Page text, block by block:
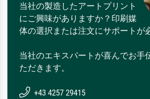
当社の製造したアートプリント
にご興味がありますか？印刷媒
体の選択または注文にサポートが
当社のエキスパートが喜んでお手
ただきます。
+43 4257 29415